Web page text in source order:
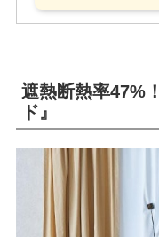
遮熱断熱率47%
ド』